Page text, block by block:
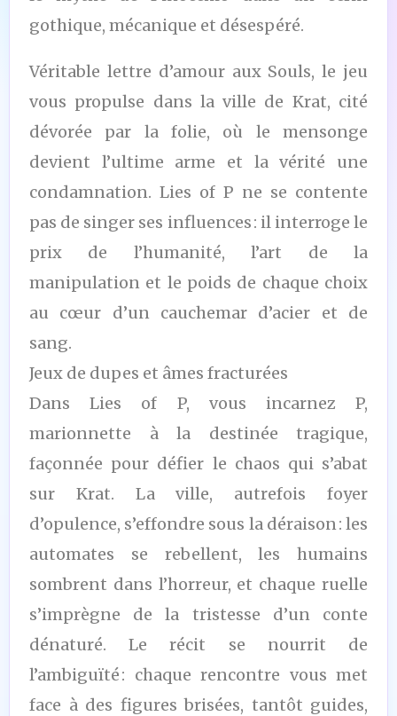
gothique, mécanique et désespéré.
Véritable lettre d’amour aux Souls, le jeu
vous propulse dans la ville de Krat, cité
dévorée par la folie, où le mensonge
devient l’ultime arme et la vérité une
condamnation. Lies of P ne se contente
pas de singer ses influences : il interroge le
prix de l’humanité, l’art de la
manipulation et le poids de chaque choix
au cœur d’un cauchemar d’acier et de
sang.
Jeux de dupes et âmes fracturées
Dans Lies of P, vous incarnez P,
marionnette à la destinée tragique,
façonnée pour défier le chaos qui s’abat
sur Krat. La ville, autrefois foyer
d’opulence, s’effondre sous la déraison : les
automates se rebellent, les humains
sombrent dans l’horreur, et chaque ruelle
s’imprègne de la tristesse d’un conte
dénaturé. Le récit se nourrit de
l’ambiguïté : chaque rencontre vous met
face à des figures brisées, tantôt guides,